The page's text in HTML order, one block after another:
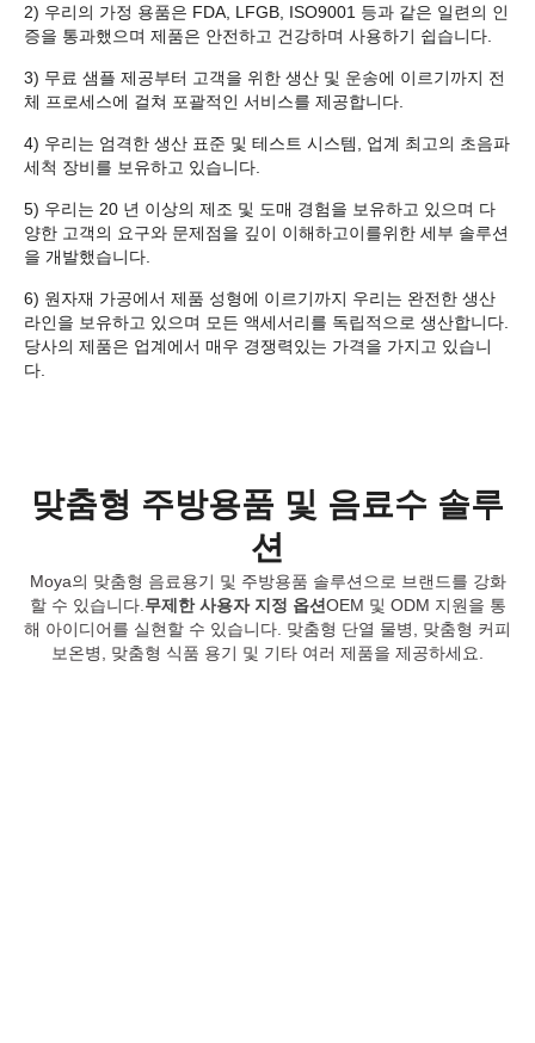
2) 우리의 가정 용품은 FDA, LFGB, ISO9001 등과 같은 일련의 인
증을 통과했으며 제품은 안전하고 건강하며 사용하기 쉽습니다.
3) 무료 샘플 제공부터 고객을 위한 생산 및 운송에 이르기까지 전
체 프로세스에 걸쳐 포괄적인 서비스를 제공합니다.
4) 우리는 엄격한 생산 표준 및 테스트 시스템, 업계 최고의 초음파
세척 장비를 보유하고 있습니다.
5) 우리는 20 년 이상의 제조 및 도매 경험을 보유하고 있으며 다
양한 고객의 요구와 문제점을 깊이 이해하고이를위한 세부 솔루션
을 개발했습니다.
6) 원자재 가공에서 제품 성형에 이르기까지 우리는 완전한 생산
라인을 보유하고 있으며 모든 액세서리를 독립적으로 생산합니다.
당사의 제품은 업계에서 매우 경쟁력있는 가격을 가지고 있습니
다.
맞춤형 주방용품 및 음료수 솔루
션
Moya의 맞춤형 음료용기 및 주방용품 솔루션으로 브랜드를 강화
할 수 있습니다. 무제한 사용자 지정 옵션OEM 및 ODM 지원을 통
해 아이디어를 실현할 수 있습니다. 맞춤형 단열 물병, 맞춤형 커피
보온병, 맞춤형 식품 용기 및 기타 여러 제품을 제공하세요.